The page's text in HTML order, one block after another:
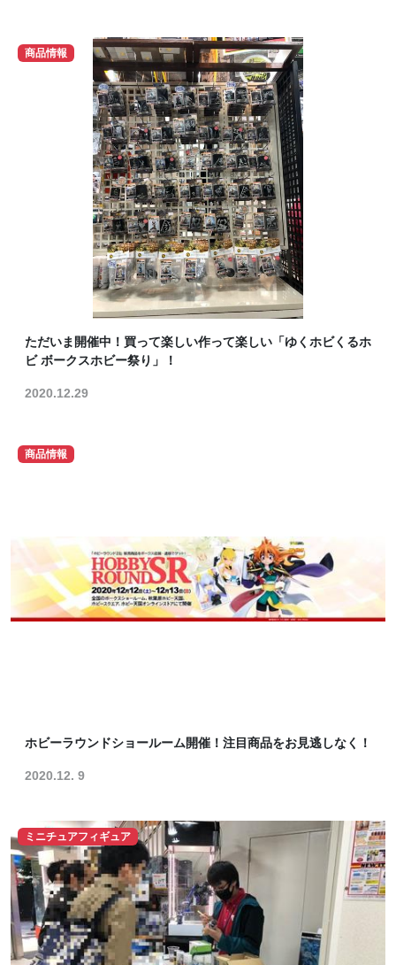
商品情報
ただいま開催中！買って楽しい作って楽しい「ゆくホビくるホ
ビ ボークスホビー祭り」！
2020.12.29
商品情報
ホビーラウンドショールーム開催！注目商品をお見逃しなく！
2020.12. 9
ミニチュアフィギュア